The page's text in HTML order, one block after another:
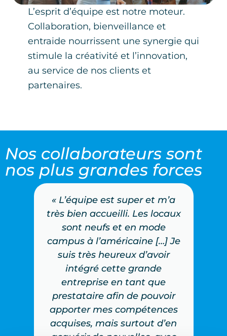
L’esprit d’équipe est notre moteur.
Collaboration, bienveillance et
entraide nourrissent une synergie qui
stimule la créativité et l’innovation,
au service de nos clients et
partenaires.
Nos collaborateurs sont
nos plus grandes forces
« L’équipe est super et m’a
très bien accueilli. Les locaux
sont neufs et en mode
campus à l’américaine […] Je
suis très heureux d’avoir
intégré cette grande
entreprise en tant que
prestataire afin de pouvoir
apporter mes compétences
acquises, mais surtout d’en